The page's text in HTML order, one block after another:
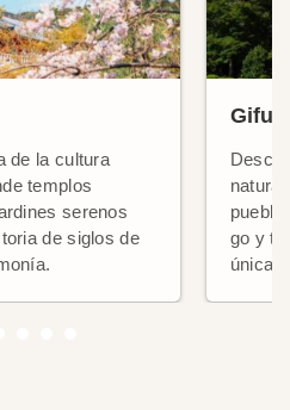
de la cultura
templos
serenos
de siglos de
Gifu
go y
únicas.